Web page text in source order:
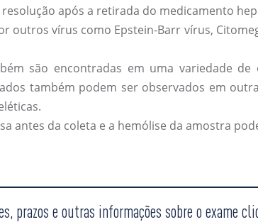
após a retirada do medicamento
vírus como Epstein-Barr vírus,
são encontradas em uma variedade
também podem ser observados em
antes da coleta e a hemólise da amostra
prazos e outras informações sobre o exame